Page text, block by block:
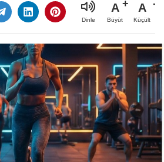
Dinle
A
Büyüt
A
Küçült